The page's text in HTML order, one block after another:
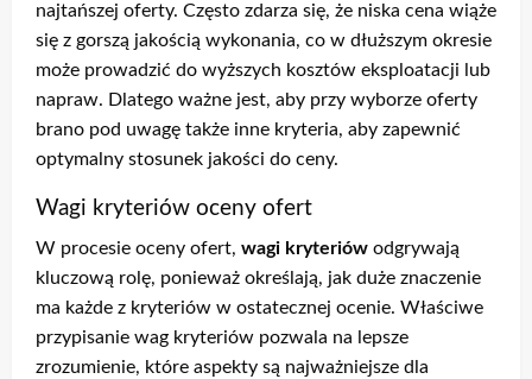
najtańszej oferty. Często zdarza się, że niska cena wiąże
się z gorszą jakością wykonania, co w dłuższym okresie
może prowadzić do wyższych kosztów eksploatacji lub
napraw. Dlatego ważne jest, aby przy wyborze oferty
brano pod uwagę także inne kryteria, aby zapewnić
optymalny stosunek jakości do ceny.
Wagi kryteriów oceny ofert
W procesie oceny ofert, wagi kryteriów odgrywają
kluczową rolę, ponieważ określają, jak duże znaczenie
ma każde z kryteriów w ostatecznej ocenie. Właściwe
przypisanie wag kryteriów pozwala na lepsze
zrozumienie, które aspekty są najważniejsze dla